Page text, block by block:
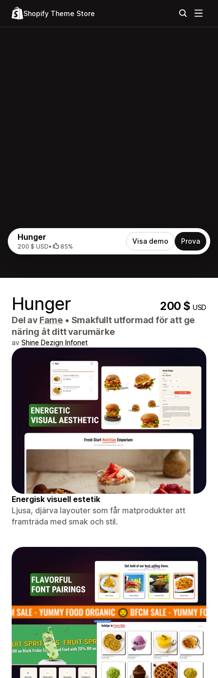
Shopify Theme Store
Hunger
200 $ USD• 85%
Visa demo Prova
Hunger 200 $USD
Del av Fame • Smakfullt utformad för att ge
näring åt ditt varumärke
av Shine Dezign Infonet
Energisk visuell estetik
Ljusa, djärva layouter som får matprodukter att
framträda med smak och stil.